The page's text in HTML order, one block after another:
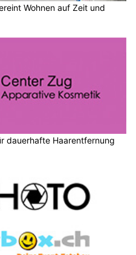
Wohnen auf Zeit und
dauerhafte Haarentfernung